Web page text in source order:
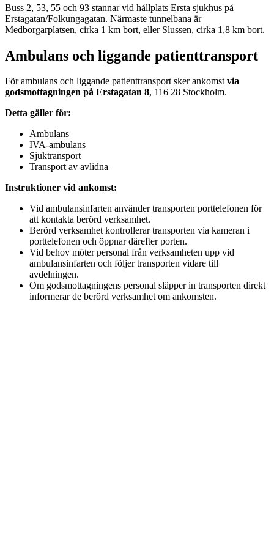
Buss 2, 53, 55 och 93 stannar vid hållplats Ersta sjukhus på
Erstagatan/Folkungagatan. Närmaste tunnelbana är
Medborgarplatsen, cirka 1 km bort, eller Slussen, cirka 1,8 km bort.
Ambulans och liggande patienttransport
För ambulans och liggande patienttransport sker ankomstvia
godsmottagningen på Erstagatan 8, 116 28 Stockholm.
Detta gäller för:
Ambulans
IVA-ambulans
Sjuktransport
Transport av avlidna
Instruktioner vid ankomst:
Vid ambulansinfarten använder transporten porttelefonen för
att kontakta berörd verksamhet.
Berörd verksamhet kontrollerar transporten via kameran i
porttelefonen och öppnar därefter porten.
Vid behov möter personal från verksamheten upp vid
ambulansinfarten och följer transporten vidare till
avdelningen.
Om godsmottagningens personal släpper in transporten direkt
informerar de berörd verksamhet om ankomsten.